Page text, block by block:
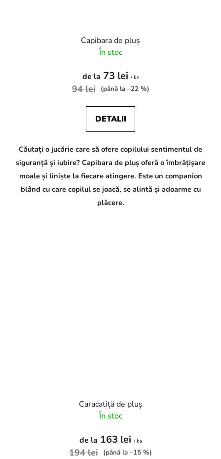
Capibara de pluș
În stoc
de la 73 lei / ks
94 lei (până la –22 %)
DETALII
Căutați o jucărie care să ofere copilului sentimentul de
siguranță și iubire? Capibara de pluș oferă o îmbrățișare
moale și liniște la fiecare atingere. Este un companion
blând cu care copilul se joacă, se alintă și adoarme cu
plăcere.
Caracatiță de pluș
În stoc
de la 163 lei / ks
194 lei (până la –15 %)